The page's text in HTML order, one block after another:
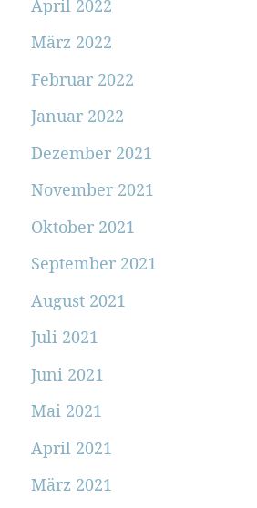
April 2022
März 2022
Februar 2022
Januar 2022
Dezember 2021
November 2021
Oktober 2021
September 2021
August 2021
Juli 2021
Juni 2021
Mai 2021
April 2021
März 2021